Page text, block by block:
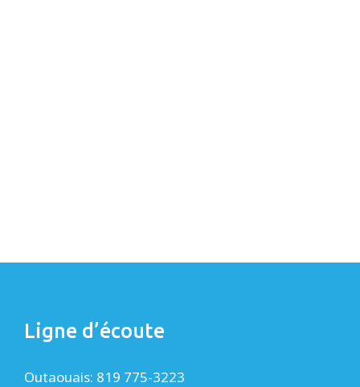
Ligne d’écoute
Outaouais: 819 775-3223